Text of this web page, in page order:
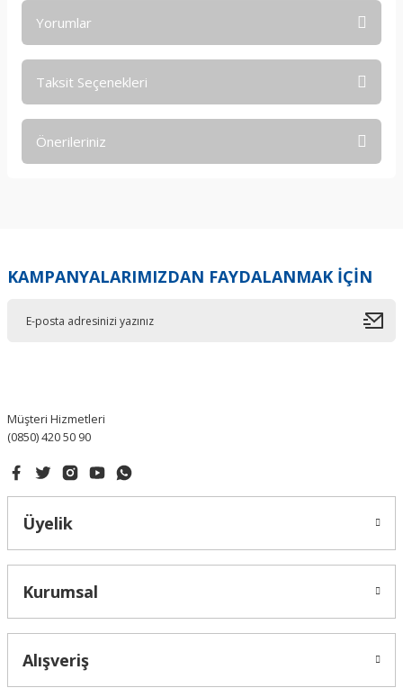
Yorumlar
Taksit Seçenekleri
Önerileriniz
Ürün resmi kalitesiz, bozuk veya görüntülenemiyor.
KAMPANYALARIMIZDAN FAYDALANMAK İÇİN
Müşteri Hizmetleri
(0850) 420 50 90
Üyelik
Kurumsal
Alışveriş